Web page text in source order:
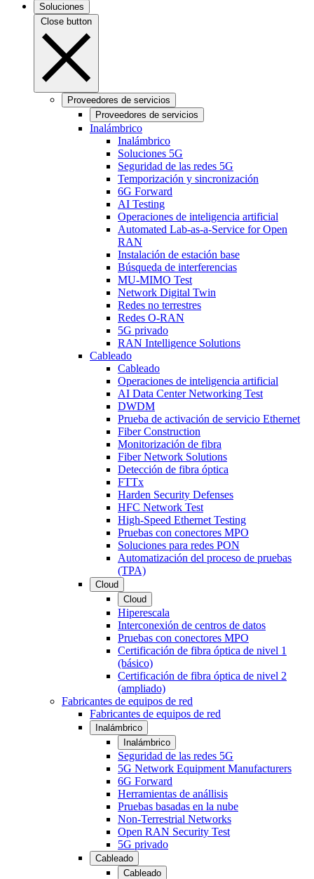
Soluciones
Close button
Proveedores de servicios
Proveedores de servicios
Inalámbrico
Inalámbrico
Soluciones 5G
Seguridad de las redes 5G
Temporización y sincronización
6G Forward
AI Testing
Operaciones de inteligencia artificial
Automated Lab-as-a-Service for Open
RAN
Instalación de estación base
Búsqueda de interferencias
MU-MIMO Test
Network Digital Twin
Redes no terrestres
Redes O-RAN
5G privado
RAN Intelligence Solutions
Cableado
Cableado
Operaciones de inteligencia artificial
AI Data Center Networking Test
DWDM
Prueba de activación de servicio Ethernet
Fiber Construction
Monitorización de fibra
Fiber Network Solutions
Detección de fibra óptica
FTTx
Harden Security Defenses
HFC Network Test
High-Speed Ethernet Testing
Pruebas con conectores MPO
Soluciones para redes PON
Automatización del proceso de pruebas
(TPA)
Cloud
Cloud
Hiperescala
Interconexión de centros de datos
Pruebas con conectores MPO
Certificación de fibra óptica de nivel 1
(básico)
Certificación de fibra óptica de nivel 2
(ampliado)
Fabricantes de equipos de red
Fabricantes de equipos de red
Inalámbrico
Inalámbrico
Seguridad de las redes 5G
5G Network Equipment Manufacturers
6G Forward
Herramientas de anállisis
Pruebas basadas en la nube
Non-Terrestrial Networks
Open RAN Security Test
5G privado
Cableado
Cableado